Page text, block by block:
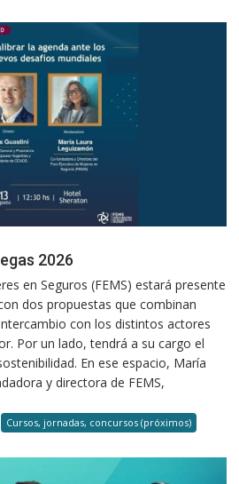
2026
en Seguros (FEMS) estará presente
dos propuestas que combinan
con los distintos actores
Por un lado, tendrá a su cargo el
En ese espacio, María
y directora de FEMS,
Cursos, jornadas, concursos (próximos)